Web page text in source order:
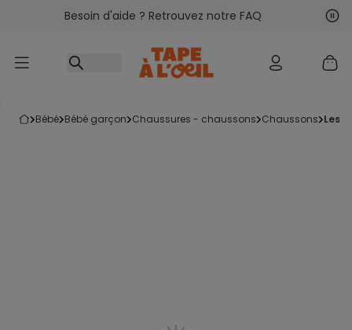
Accéder au contenu
Besoin d'aide ? Retrouvez notre FAQ
bébé bébé garçon chaussures - chaussons chaussons les